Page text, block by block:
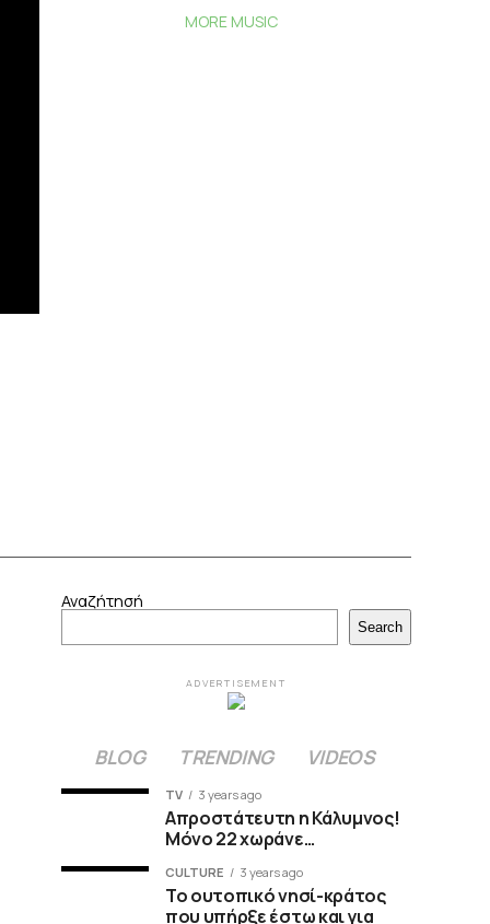
MORE MUSIC
Αναζήτησή
Search
ADVERTISEMENT
BLOG TRENDING VIDEOS
TV 3 years ago
Απροστάτευτη η Κάλυμνος!
Μόνο 22 χωράνε…
CULTURE 3 years ago
Το ουτοπικό νησί-κράτος
που υπήρξε έστω και για